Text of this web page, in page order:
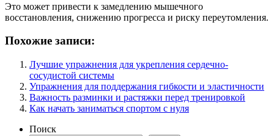
Это может привести к замедлению мышечного
восстановления, снижению прогресса и риску переутомления.
Похожие записи:
Лучшие упражнения для укрепления сердечно-
сосудистой системы
Упражнения для поддержания гибкости и эластичности
Важность разминки и растяжки перед тренировкой
Как начать заниматься спортом с нуля
Поиск